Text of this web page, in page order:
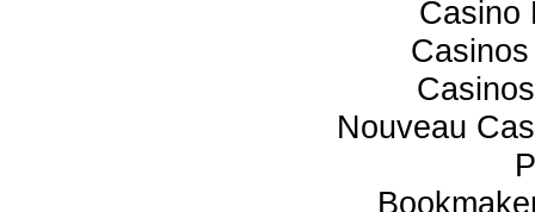
Casino
Nouveau